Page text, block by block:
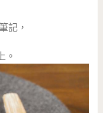
記，
。